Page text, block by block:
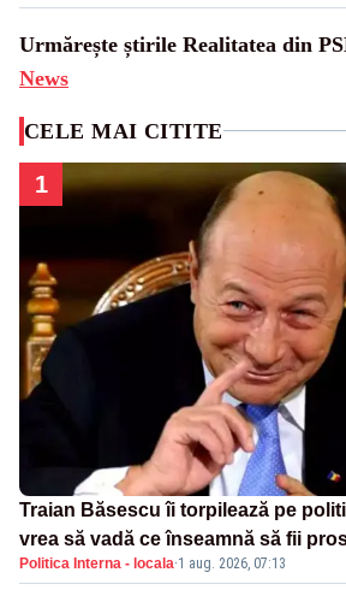
Urmărește știrile Realitatea din
News
CELE MAI CITITE
1
Traian Băsescu îi torpilează pe
vrea să vadă ce înseamnă să fii
România
Politica Interna - locala·1 aug. 2026, 07:13